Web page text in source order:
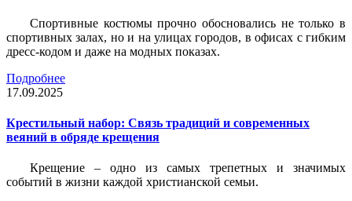
Спортивные костюмы прочно обосновались не только в
спортивных залах, но и на улицах городов, в офисах с гибким
дресс-кодом и даже на модных показах.
Подробнее
17.09.2025
Крестильный набор: Связь традиций и современных
веяний в обряде крещения
Крещение – одно из самых трепетных и значимых
событий в жизни каждой христианской семьи.